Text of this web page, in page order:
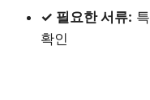
✓ 필요한 서류:
확인